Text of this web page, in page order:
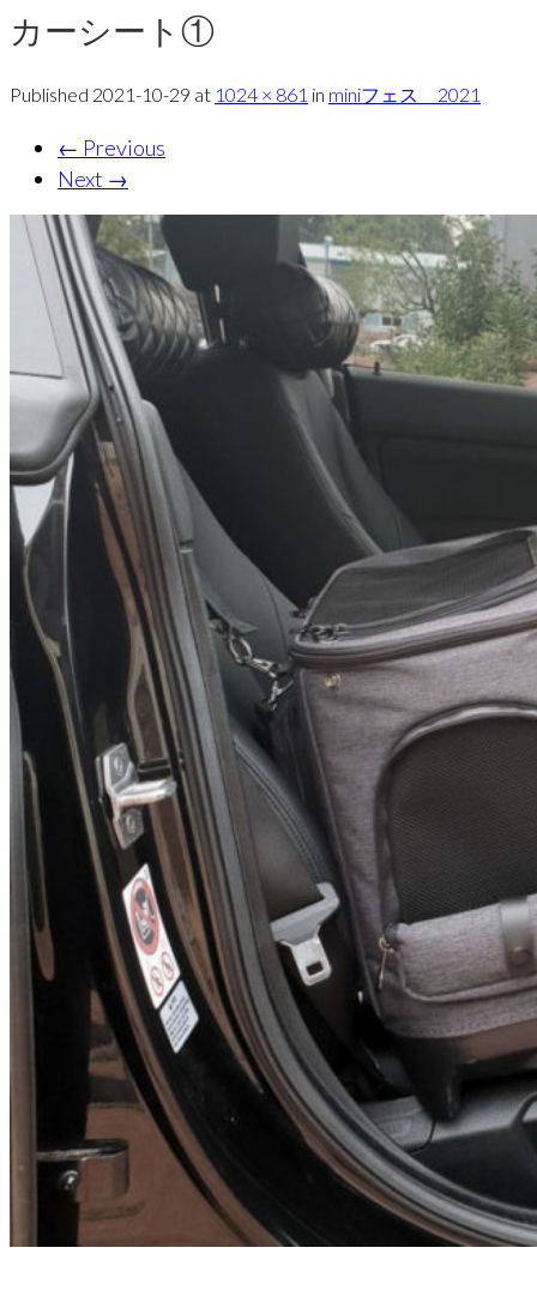
カーシート①
Published 2021-10-29 at 1024 × 861 in miniフェス 2021
← Previous
Next →